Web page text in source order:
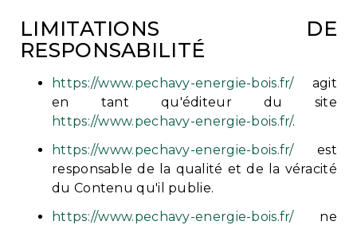
LIMITATIONS DE
RESPONSABILITÉ
https://www.pechavy-energie-bois.fr/agit
en tant qu'éditeur du site
https://www.pechavy-energie-bois.fr/.
https://www.pechavy-energie-bois.fr/est
responsable de la qualité et de la véracité
du Contenu qu'il publie.
https://www.pechavy-energie-bois.fr/ne